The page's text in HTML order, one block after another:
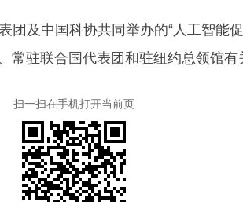
及中国科协共同举办的“人工智能
驻联合国代表团和驻纽约总领馆有
扫一扫在手机打开当前页